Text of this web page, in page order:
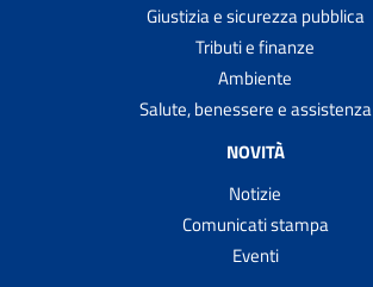
Giustizia e sicurezza pubblica
Tributi e finanze
Ambiente
Salute, benessere e assistenza
NOVITÀ
Notizie
Comunicati stampa
Eventi